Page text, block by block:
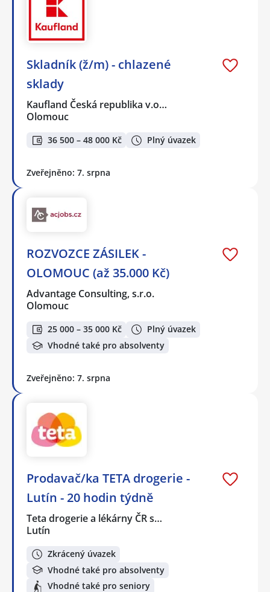
Skladník (ž/m) - chlazené
sklady
Kaufland Česká republika v.o…
Olomouc
36 500 – 48 000 Kč Plný úvazek
Zveřejněno: 7. srpna
ROZVOZCE ZÁSILEK -
OLOMOUC (až 35.000 Kč)
Advantage Consulting, s.r.o.
Olomouc
25 000 – 35 000 Kč
Plný úvazek
Vhodné také pro absolventy
Zveřejněno: 7. srpna
Prodavač/ka TETA drogerie -
Lutín - 20 hodin týdně
Teta drogerie a lékárny ČR s…
Lutín
Zkrácený úvazek
Vhodné také pro absolventy
Vhodné také pro seniory